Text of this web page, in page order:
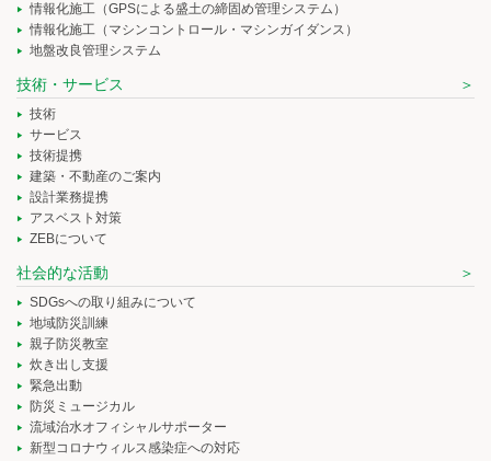
情報化施工（GPSによる盛土の締固め管理システム）
情報化施工（マシンコントロール・マシンガイダンス）
地盤改良管理システム
技術・サービス
技術
サービス
技術提携
建築・不動産のご案内
設計業務提携
アスベスト対策
ZEBについて
社会的な活動
SDGsへの取り組みについて
地域防災訓練
親子防災教室
炊き出し支援
緊急出動
防災ミュージカル
流域治水オフィシャルサポーター
新型コロナウィルス感染症への対応